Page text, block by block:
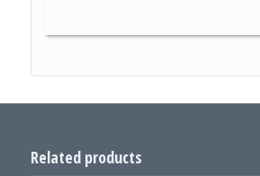
Related products